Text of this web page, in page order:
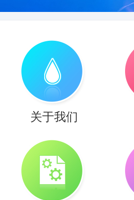
关于我们